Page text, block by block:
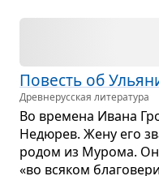
Повесть об
Древне­русская литература
Во вре­мена Ивана
Недю­рев. Жену его
родом из Мурома.
«во вся­ком